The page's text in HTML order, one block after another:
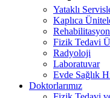
Yataklı
Kaplıca
Fizik Tedavi
Radyoloji
Laboratuvar
Evde Sağlık
Doktorlarımız